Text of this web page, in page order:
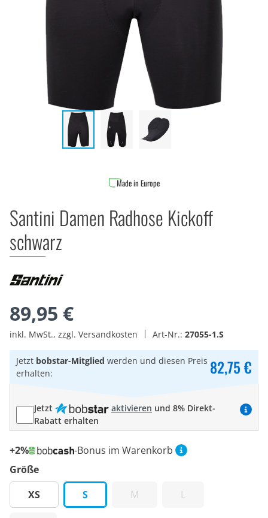
Made in Europe
Santini Damen Radhose Kickoff
schwarz
89,95 €
inkl. MwSt., zzgl. Versandkosten Art-Nr.: 27055-1.S
Jetzt bobstar-Mitglied werden und diesen Preis
erhalten:
82,75 €
Jetzt aktivieren und 8% Direkt-
Rabatt erhalten
+2%
-Bonus im Warenkorb
Größe
XS
S M L